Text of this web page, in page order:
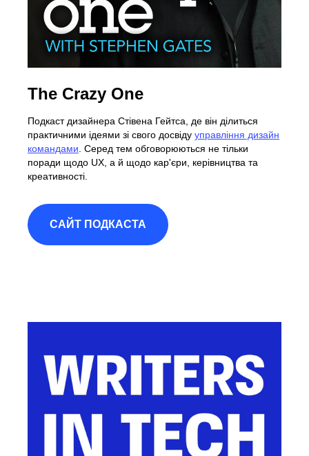
The Crazy One
Подкаст дизайнера Стівена Гейтса, де він ділиться
практичними ідеями зі свого досвіду управління дизайн
командами . Серед тем обговорюються не тільки
поради щодо UX, а й щодо кар'єри, керівництва та
креативності.
САЙТ ПОДКАСТА